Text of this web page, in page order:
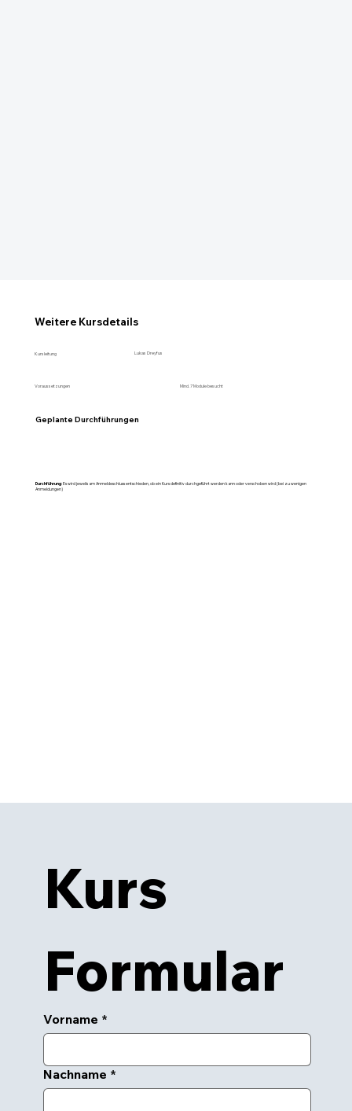
Weitere Kursdetails
Kursleitung Lukas Dreyfus
Voraussetzungen Mind. 7 Module besucht
Geplante Durchführungen
Durchführung: Es wird jeweils am Anmeldeschluss entschieden, ob ein Kurs definitiv durchgeführt werden kann oder verschoben wird (bei zu wenigen
Anmeldungen)
Kurs
Formular
Vorname *
Nachname *